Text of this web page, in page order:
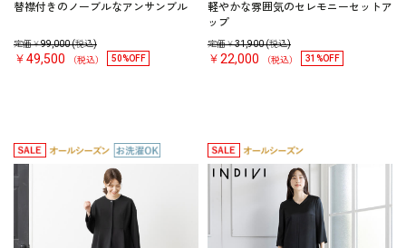
替襟付きのノーブルなアンサンブル
定価￥99,000(税込)
￥49,500 （税込） 50%OFF
軽やかな雰囲気のセレモニーセットア
ップ
定価￥31,900(税込)
￥22,000 （税込） 31%OFF